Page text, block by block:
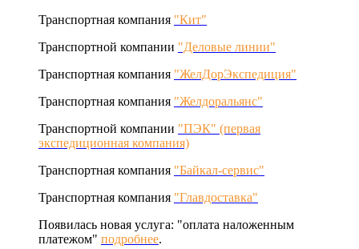
Транспортная компания "Кит"
Транспортной компании "Деловые линии"
Транспортная компания "ЖелДорЭкспедиция"
Транспортная компания "Желдоральянс"
Транспортной компании "ПЭК" (первая
экспедиционная компания)
Транспортная компания "Байкал-сервис"
Транспортная компания "Главдоставка"
Появилась новая услуга: "оплата наложенным
платежом" подробнее.